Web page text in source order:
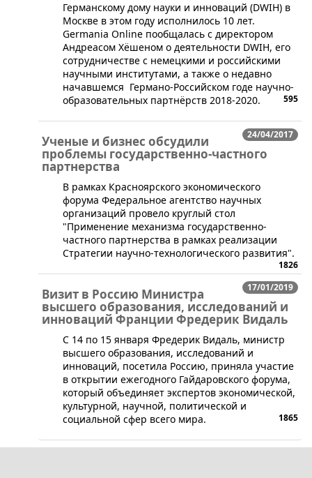
​Германскому дому науки и инноваций (DWIH) в
Москве в этом году исполнилось 10 лет.
Germania Online пообщалась с директором
Андреасом Хёшеном о деятельности DWIH, его
сотрудничестве с немецкими и российскими
научными институтами, а также о недавно
начавшемся Германо-Российском годе научно-
образовательных партнёрств 2018-2020.
595
24/04/2017
Ученые и бизнес обсудили
проблемы государственно-частного
партнерства
В рамках Красноярского экономического
форума Федеральное агентство научных
организаций провело круглый стол
"Применение механизма государственно-
частного партнерства в рамках реализации
Стратегии научно-технологического развития".
1826
17/01/2019
Визит в Россию Министра
высшего образования, исследований и
инноваций Франции Фредерик Видаль
​С 14 по 15 января Фредерик Видаль, министр
высшего образования, исследований и
инноваций, посетила Россию, приняла участие
в открытии ежегодного Гайдаровского форума,
который объединяет экспертов экономической,
культурной, научной, политической и
социальной сфер всего мира.
1865